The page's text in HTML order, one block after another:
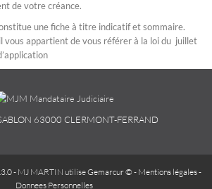
de votre créance.
une fiche à titre indicatif et sommaire.
vous appartient de vous référer à la loi du juillet
63000 CLERMONT-FERRAND
- MJ MARTIN utiliseGemarcur © - Mentions légales-
Donnees Personnelles